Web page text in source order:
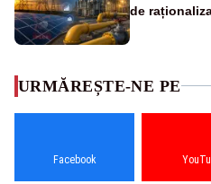
de
URMĂREȘTE-NE PE
Facebook